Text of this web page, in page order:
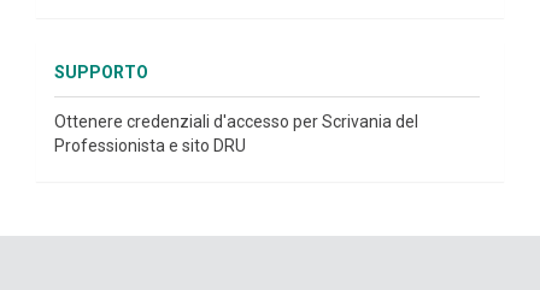
SUPPORTO
Ottenere credenziali d'accesso per Scrivania del
Professionista e sito DRU